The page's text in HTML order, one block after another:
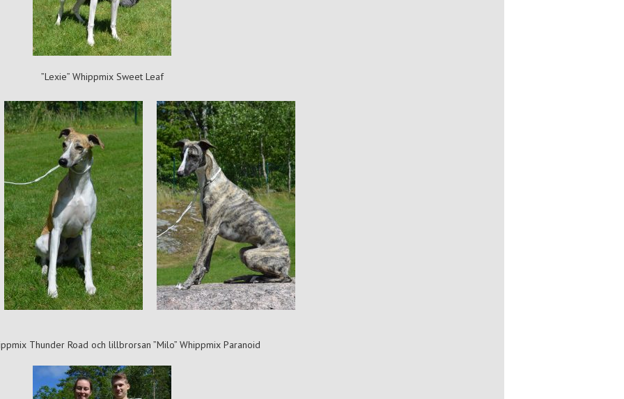
”Lexie” Whippmix Sweet Leaf
Thunder Road och lillbrorsan ”Milo” Whippmix Paranoid